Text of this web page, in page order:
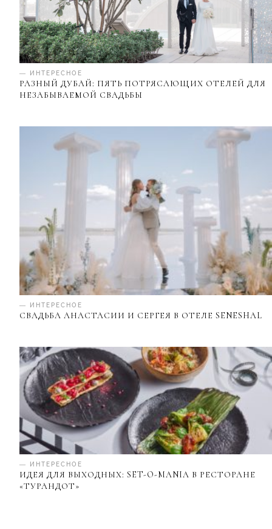
— ИНТЕРЕСНОЕ
РАЗНЫЙ ДУБАЙ: ПЯТЬ ПОТРЯСАЮЩИХ ОТЕЛЕЙ ДЛЯ
НЕЗАБЫВАЕМОЙ СВАДЬБЫ
— ИНТЕРЕСНОЕ
СВАДЬБА АНАСТАСИИ И СЕРГЕЯ В ОТЕЛЕ SENESHAL
— ИНТЕРЕСНОЕ
ИДЕЯ ДЛЯ ВЫХОДНЫХ: SET-O-MANIA В РЕСТОРАНЕ
«ТУРАНДОТ»